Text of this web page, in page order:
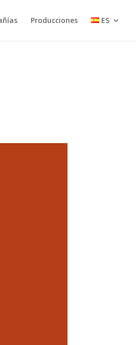
Producciones ES